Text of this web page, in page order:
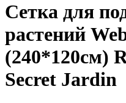
Сетка для
растений
(240*120см)
Secret Jardin